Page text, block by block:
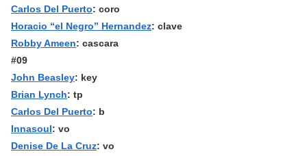
Carlos Del Puerto: coro
Horacio “el Negro” Hernandez: clave
Robby Ameen: cascara
#09
John Beasley: key
Brian Lynch: tp
Carlos Del Puerto: b
Innasoul: vo
Denise De La Cruz: vo